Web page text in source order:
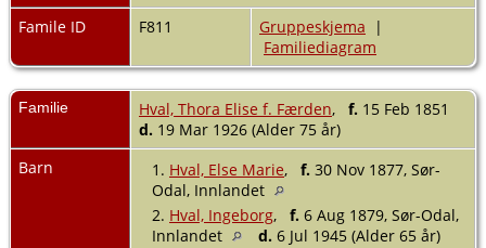
Famile ID
F811 Gruppeskjema |
Familiediagram
Familie Hval, Thora Elise f. Færden, f. 15 Feb 1851
d. 19 Mar 1926 (Alder 75 år)
Barn
1. Hval, Else Marie, f. 30 Nov 1877, Sør-
Odal, Innlandet
2. Hval, Ingeborg, f. 6 Aug 1879, Sør-Odal,
Innlandet
d. 6 Jul 1945 (Alder 65 år)